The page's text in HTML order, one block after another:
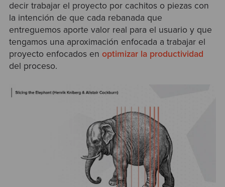
decir trabajar el proyecto por cachitos o piezas con
la intención de que cada rebanada que
entreguemos aporte valor real para el usuario y que
tengamos una aproximación enfocada a trabajar el
proyecto enfocados en optimizar la productividad
del proceso.